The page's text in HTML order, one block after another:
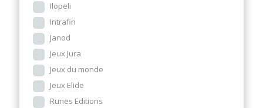
Ilopeli
Intrafin
Janod
Jeux Jura
Jeux du monde
Jeux Elide
Runes Editions